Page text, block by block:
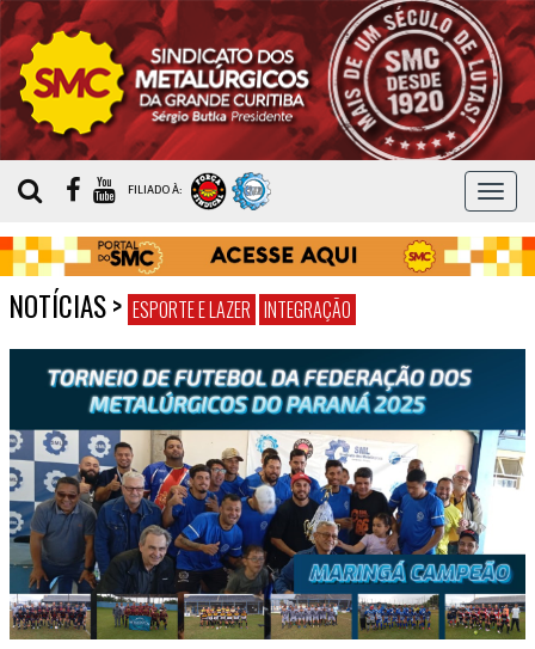
MENU
FILIADO À:
NOTÍCIAS> ESPORTE E LAZER INTEGRAÇÃO